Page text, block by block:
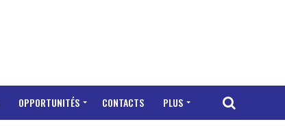
OPPORTUNITÉS CONTACTS PLUS